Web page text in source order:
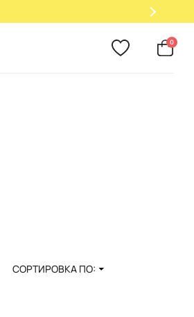
0
СОРТИРОВКА ПО: